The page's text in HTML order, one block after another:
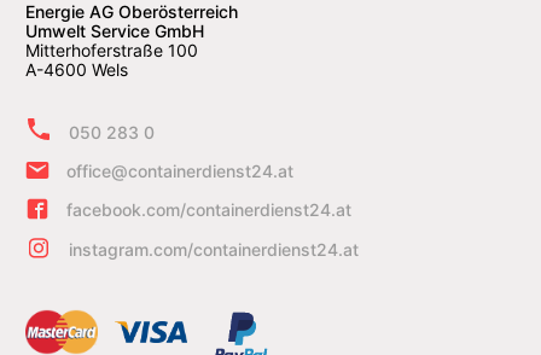
Energie AG Oberösterreich
Umwelt Service GmbH
Mitterhoferstraße 100
A-4600 Wels
050 283 0
office@containerdienst24.at
facebook.com/containerdienst24.at
instagram.com/containerdienst24.at